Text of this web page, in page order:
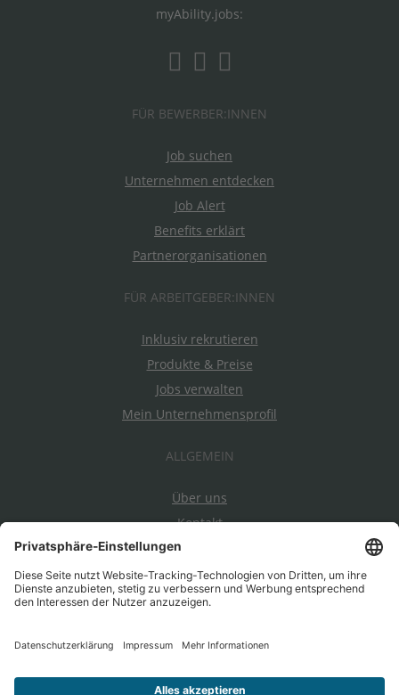
myAbility.jobs:
FÜR BEWERBER:INNEN
Job suchen
Unternehmen entdecken
Job Alert
Benefits erklärt
Partnerorganisationen
FÜR ARBEITGEBER:INNEN
Inklusiv rekrutieren
Produkte & Preise
Jobs verwalten
Mein Unternehmensprofil
ALLGEMEIN
Über uns
Kontakt
Datenschutz
Impressum
AGBs